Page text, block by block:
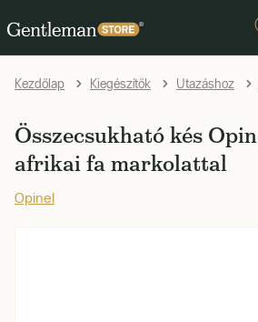
Kezdőlap Kiegészítők Utazáshoz
Összecsukható kés
afrikai fa markolattal
Opinel